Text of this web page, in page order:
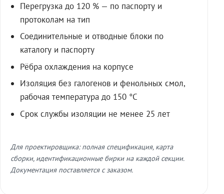
Перегрузка до 120 % — по паспорту и
протоколам на тип
Соединительные и отводные блоки по
каталогу и паспорту
Рёбра охлаждения на корпусе
Изоляция без галогенов и фенольных смол,
рабочая температура до 150 °C
Срок службы изоляции не менее 25 лет
Для проектировщика: полная спецификация, карта
сборки, идентификационные бирки на каждой секции.
Документация поставляется с заказом.